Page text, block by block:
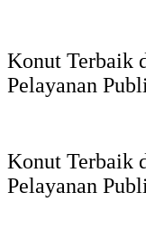
Konut Terbaik
Pelayanan
Konut Terbaik
Pelayanan